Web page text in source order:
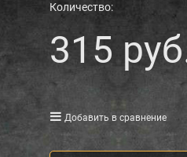
Количество:
315
Добавить в сравнение